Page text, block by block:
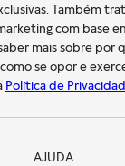
Também
com base
mais sobre por
se opor e
Política de
AJUDA